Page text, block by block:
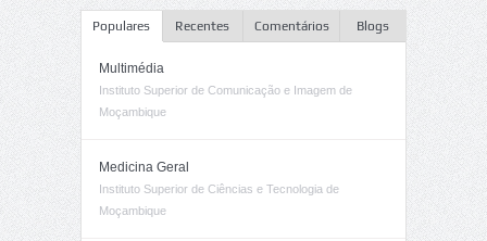
Populares Recentes Comentários Blogs
Multimédia
Instituto Superior de Comunicação e Imagem de
Moçambique
Medicina Geral
Instituto Superior de Ciências e Tecnologia de
Moçambique